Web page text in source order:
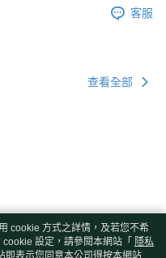
客服
查看全部
cookie 方式之詳情，及若您不希
設定，請參閱本網站「 隱私
表示您同意本公司得按本網站使